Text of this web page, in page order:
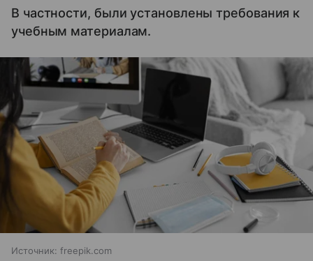
В частности, были установлены требования к
учебным материалам.
Источник: freepik.com